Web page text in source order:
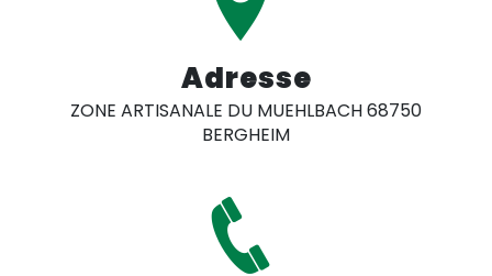
Adresse
ZONE ARTISANALE DU MUEHLBACH 68750
BERGHEIM